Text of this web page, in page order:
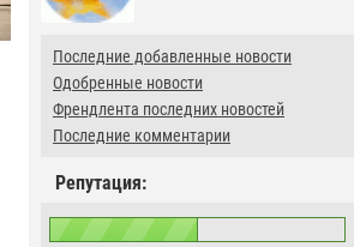
Последние добавленные новости
Одобренные новости
Френдлента последних новостей
Последние комментарии
Репутация: